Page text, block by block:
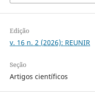
Edição
v. 16 n. 2 (2026): REUNIR
Seção
Artigos científicos